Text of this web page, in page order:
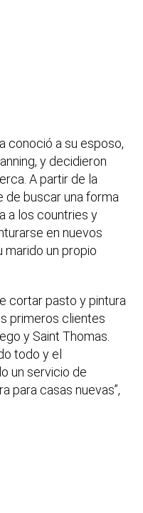
conoció a su esposo,
y decidieron
A partir de la
de buscar una forma
a los countries y
en nuevos
un propio
cortar pasto y pintura
primeros clientes
y Saint Thomas.
todo y el
un servicio de
para casas nuevas”,